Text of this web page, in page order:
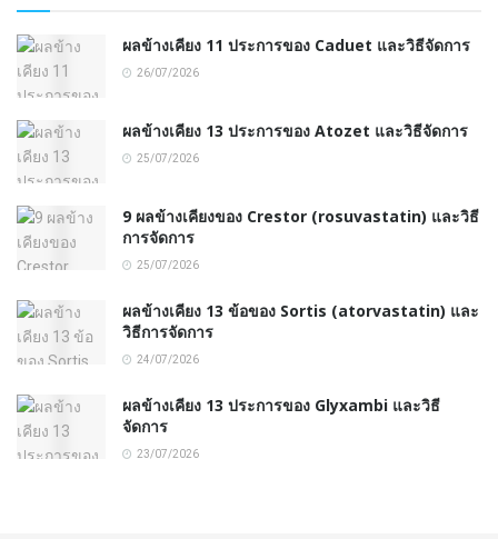
ผลข้างเคียง 11 ประการของ Caduet และวิธีจัดการ
26/07/2026
ผลข้างเคียง 13 ประการของ Atozet และวิธีจัดการ
25/07/2026
9 ผลข้างเคียงของ Crestor (rosuvastatin) และวิธี
การจัดการ
25/07/2026
ผลข้างเคียง 13 ข้อของ Sortis (atorvastatin) และ
วิธีการจัดการ
24/07/2026
ผลข้างเคียง 13 ประการของ Glyxambi และวิธี
จัดการ
23/07/2026